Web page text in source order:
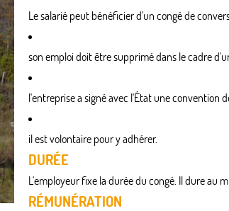
Le salarié peut bénéficier d'un congé de
son emploi doit être supprimé dans le cadre
l'entreprise a signé avec l'État une convention
il est volontaire pour y adhérer.
DURÉE
L'employeur fixe la durée du congé. Il dure au
RÉMUNÉRATION